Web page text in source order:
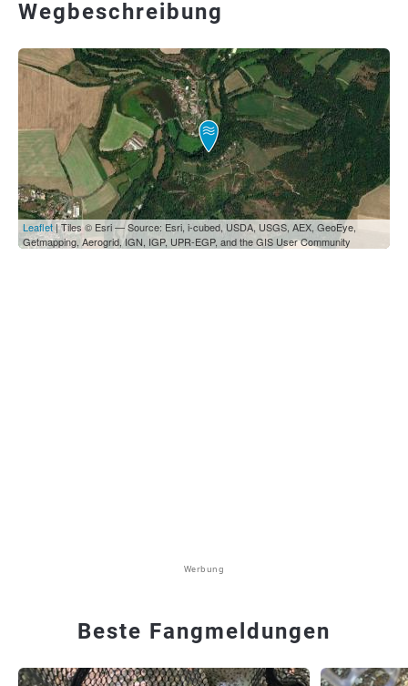
Wegbeschreibung
Leaflet| Tiles © Esri — Source: Esri, i-cubed, USDA, USGS, AEX, GeoEye,
Getmapping, Aerogrid, IGN, IGP, UPR-EGP, and the GIS User Community
Werbung
Beste Fangmeldungen